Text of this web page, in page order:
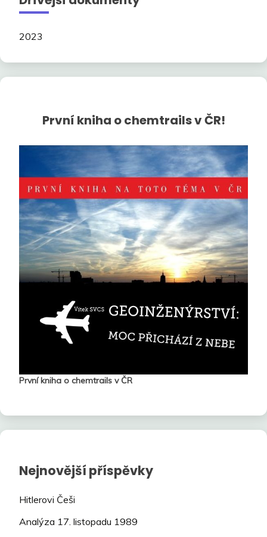
2023
První kniha o chemtrails v ČR!
První kniha o chemtrails v ČR
Nejnovější příspěvky
Hitlerovi Češi
Analýza 17. listopadu 1989